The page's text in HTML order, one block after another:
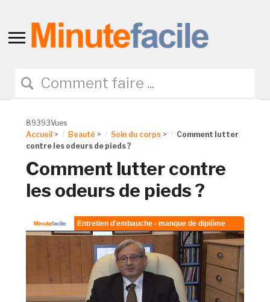
Toggle
navigation
89393Vues
Accueil > Beauté > Soin du corps >
Comment lutter
contre les odeurs de pieds ?
Comment lutter contre
les odeurs de pieds ?